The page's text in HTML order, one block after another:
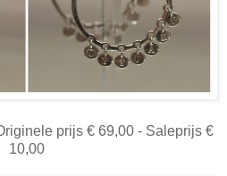
prijs € 69,00 - Saleprijs €
10,00